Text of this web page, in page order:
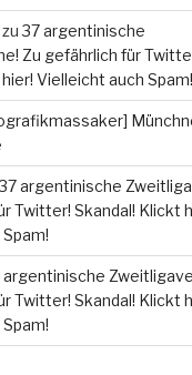
37 argentinische
Zu gefährlich für
Vielleicht auch Spam!
argentinische
Twitter! Skandal! Klickt
argentinische
Twitter! Skandal! Klickt